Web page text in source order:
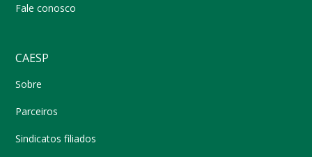
Fale conosco
CAESP
Sobre
Parceiros
Sindicatos filiados